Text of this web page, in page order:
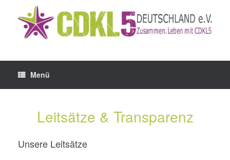
Inhalt
springen
Menü
Leitsätze & Transparenz
Unsere Leitsätze